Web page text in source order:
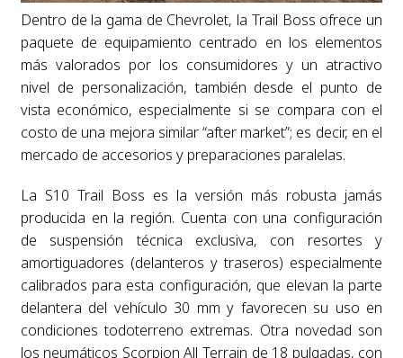
Dentro de la gama de Chevrolet, la Trail Boss ofrece un
paquete de equipamiento centrado en los elementos
más valorados por los consumidores y un atractivo
nivel de personalización, también desde el punto de
vista económico, especialmente si se compara con el
costo de una mejora similar “after market”; es decir, en el
mercado de accesorios y preparaciones paralelas.
La S10 Trail Boss es la versión más robusta jamás
producida en la región. Cuenta con una configuración
de suspensión técnica exclusiva, con resortes y
amortiguadores (delanteros y traseros) especialmente
calibrados para esta configuración, que elevan la parte
delantera del vehículo 30 mm y favorecen su uso en
condiciones todoterreno extremas. Otra novedad son
los neumáticos Scorpion All Terrain de 18 pulgadas, con